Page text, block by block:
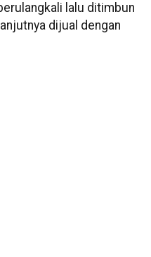
lalu ditimbun
dijual dengan